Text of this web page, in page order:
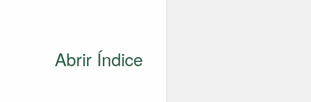
Abrir Índice